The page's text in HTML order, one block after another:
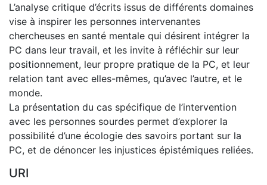
L’analyse critique d’écrits issus de différents domaines
vise à inspirer les personnes intervenantes
chercheuses en santé mentale qui désirent intégrer la
PC dans leur travail, et les invite à réfléchir sur leur
positionnement, leur propre pratique de la PC, et leur
relation tant avec elles-mêmes, qu’avec l’autre, et le
monde.
La présentation du cas spécifique de l’intervention
avec les personnes sourdes permet d’explorer la
possibilité d’une écologie des savoirs portant sur la
PC, et de dénoncer les injustices épistémiques reliées.
URI